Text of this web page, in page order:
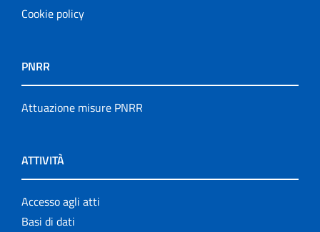
Cookie policy
PNRR
Attuazione misure PNRR
ATTIVITÀ
Accesso agli atti
Basi di dati